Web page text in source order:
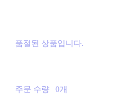
품절된 상품입니다.
주문 수량
0개